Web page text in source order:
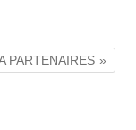
PARTENAIRES